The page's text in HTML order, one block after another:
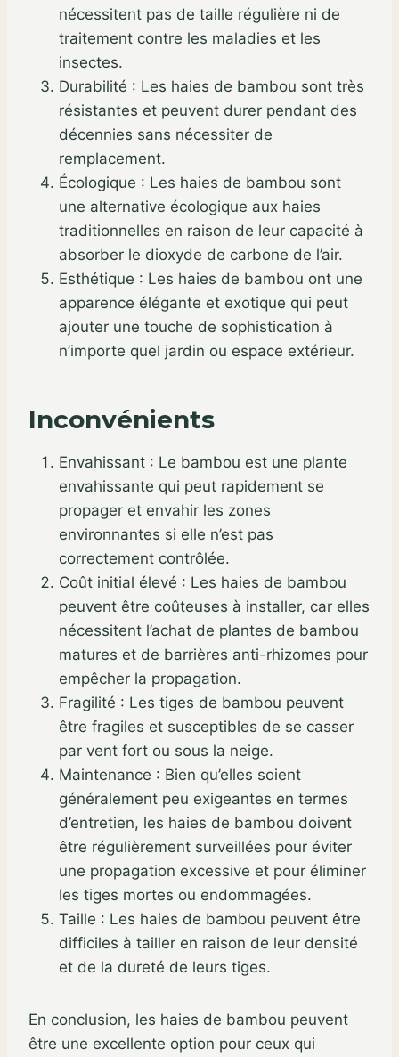
nécessitent pas de taille régulière ni de
traitement contre les maladies et les
insectes.
Durabilité : Les haies de bambou sont très
résistantes et peuvent durer pendant des
décennies sans nécessiter de
remplacement.
Écologique : Les haies de bambou sont
une alternative écologique aux haies
traditionnelles en raison de leur capacité à
absorber le dioxyde de carbone de l’air.
Esthétique : Les haies de bambou ont une
apparence élégante et exotique qui peut
ajouter une touche de sophistication à
n’importe quel jardin ou espace extérieur.
Inconvénients
Envahissant : Le bambou est une plante
envahissante qui peut rapidement se
propager et envahir les zones
environnantes si elle n’est pas
correctement contrôlée.
Coût initial élevé : Les haies de bambou
peuvent être coûteuses à installer, car elles
nécessitent l’achat de plantes de bambou
matures et de barrières anti-rhizomes pour
empêcher la propagation.
Fragilité : Les tiges de bambou peuvent
être fragiles et susceptibles de se casser
par vent fort ou sous la neige.
Maintenance : Bien qu’elles soient
généralement peu exigeantes en termes
d’entretien, les haies de bambou doivent
être régulièrement surveillées pour éviter
une propagation excessive et pour éliminer
les tiges mortes ou endommagées.
Taille : Les haies de bambou peuvent être
difficiles à tailler en raison de leur densité
et de la dureté de leurs tiges.
En conclusion, les haies de bambou peuvent
être une excellente option pour ceux qui